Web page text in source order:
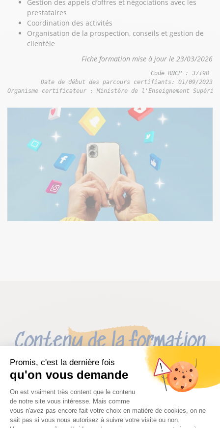
Promis, c'est la dernière fois
qu'on vous demande
Plateforme de Gestion du
On est vraiment très content que le contenu
de notre site vous intéresse. Mais comme
vous n'avez pas encore fait votre choix en matière de cookies, on ne
sait pas si vous nous autorisez à suivre votre visite ou non.
Gestion des appels d’offres et négociations avec les
prestataires
Coordination des activités
Organisation de la prospection, conseils et gestion de
clientèle
Fiche formation mise à jour le 23/03/2026
Code RNCP : 37198
Date de début des parcours certifiants: 01/09/2023
Organisme certificateur : Ministère de l'Enseignement
Contenu de la formation
MATIÈRES ENSEIGNÉES